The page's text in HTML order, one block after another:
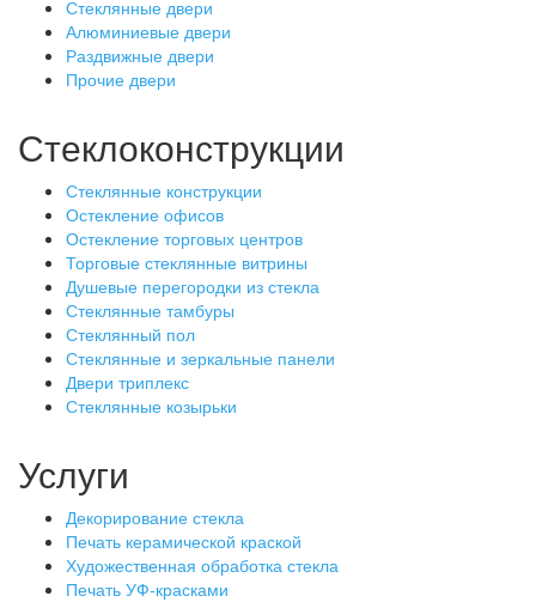
Стеклянные двери
Алюминиевые двери
Раздвижные двери
Прочие двери
Стеклоконструкции
Стеклянные конструкции
Остекление офисов
Остекление торговых центров
Торговые стеклянные витрины
Душевые перегородки из стекла
Стеклянные тамбуры
Стеклянный пол
Стеклянные и зеркальные панели
Двери триплекс
Стеклянные козырьки
Услуги
Декорирование стекла
Печать керамической краской
Художественная обработка стекла
Печать УФ-красками